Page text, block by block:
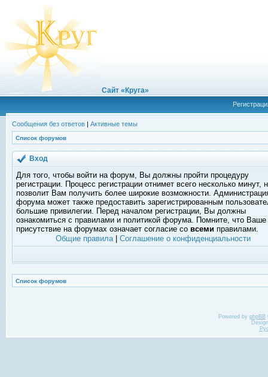
Сайт «Круга»
Сообщения без ответов | Активные темы
Список форумов
Вход
Для того, чтобы войти на форум, Вы должны пройти процедуру
регистрации. Процесс регистрации отнимет всего несколько минут,
позволит Вам получить более широкие возможности.
форума может также предоставить зарегистрированным
большие привилегии. Перед началом регистрации, Вы должны
ознакомиться с правилами и политикой форума. Помните, что Ваше
присутствие на форумах означает согласие со всеми правилами.
Общие правила| Соглашение о конфиденциальности
Список форумов
Powered by phpBB